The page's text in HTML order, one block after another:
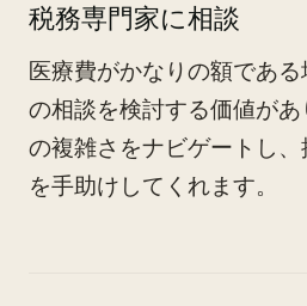
税務専門家に相談
医療費がかなりの額であ
の相談を検討する価値が
の複雑さをナビゲートし
を手助けしてくれます。